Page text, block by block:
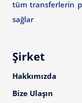
tüm transferlerin
sağlar
Şirket
Hakkımızda
Bize Ulaşın